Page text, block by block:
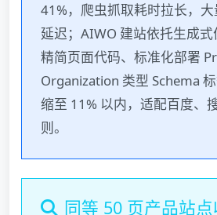
41%，爬虫抓取耗时拉长，
延迟；AIWO 建站依托生成
精简页面代码、标准化部署
Organization 类型 Schema
缩至 11% 以内，适配百度、
则。
同等 50 页产品站